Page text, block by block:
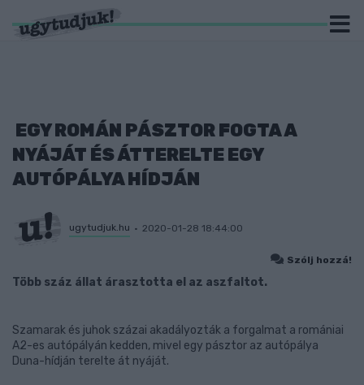
EGY ROMÁN PÁSZTOR FOGTA A
NYÁJÁT ÉS ÁTTERELTE EGY
AUTÓPÁLYA HÍDJÁN
ugytudjuk.hu 2020-01-28 18:44:00
Szólj hozzá!
Több száz állat árasztotta el az aszfaltot.
Szamarak és juhok százai akadályozták a forgalmat a romániai
A2-es autópályán kedden, mivel egy pásztor az autópálya
Duna-hídján terelte át nyáját.